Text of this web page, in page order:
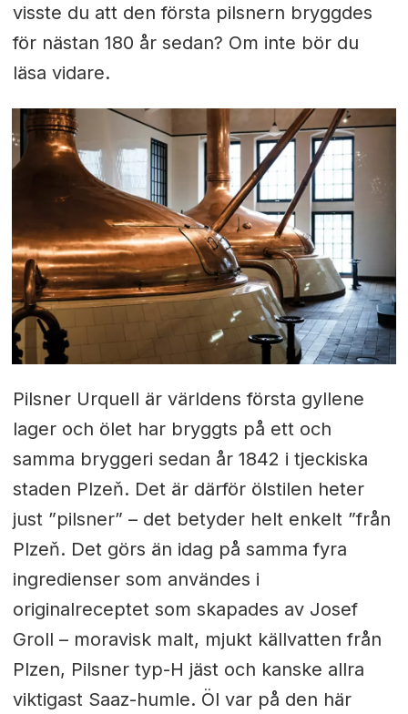
visste du att den första pilsnern bryggdes
för nästan 180 år sedan? Om inte bör du
läsa vidare.
Pilsner Urquell är världens första gyllene
lager och ölet har bryggts på ett och
samma bryggeri sedan år 1842 i tjeckiska
staden Plzeň. Det är därför ölstilen heter
just ”pilsner” – det betyder helt enkelt ”från
Plzeň. Det görs än idag på samma fyra
ingredienser som användes i
originalreceptet som skapades av Josef
Groll – moravisk malt, mjukt källvatten från
Plzen, Pilsner typ-H jäst och kanske allra
viktigast Saaz-humle. Öl var på den här